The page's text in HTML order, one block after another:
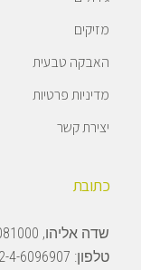
מזיקים
האבקה טבעית
מדיניות פרטיות
יצירת קשר
כתובת
שדה אליהו, 1081000, ישראל
טלפון: 4-6096907+